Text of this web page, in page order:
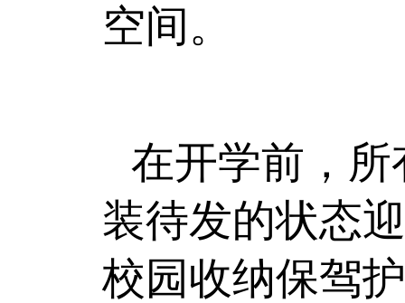
空间。
在开学前，
装待发的状态
校园收纳保驾